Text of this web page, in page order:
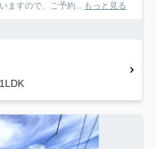
ますので、ご予約... もっと見る